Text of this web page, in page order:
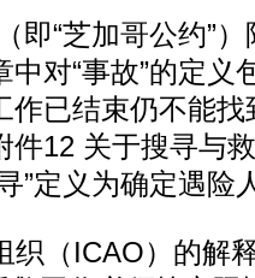
“芝加哥公约”）
对“事故”的定义
作已结束仍不能
件12 关于搜寻与
”定义为确定遇险
（ICAO）的解